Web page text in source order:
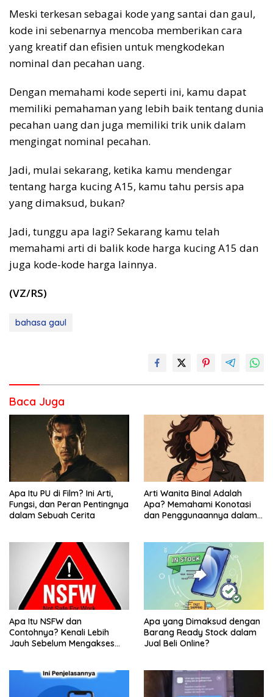
Meski terkesan sebagai kode yang santai dan gaul,
kode ini sebenarnya mencoba memberikan cara
yang kreatif dan efisien untuk mengkodekan
nominal dan pecahan uang.
Dengan memahami kode seperti ini, kamu dapat
memiliki pemahaman yang lebih baik tentang dunia
pecahan uang dan juga memiliki trik unik dalam
mengingat nominal pecahan.
Jadi, mulai sekarang, ketika kamu mendengar
tentang harga kucing A15, kamu tahu persis apa
yang dimaksud, bukan?
Jadi, tunggu apa lagi? Sekarang kamu telah
memahami arti di balik kode harga kucing A15 dan
juga kode-kode harga lainnya.
(VZ/RS)
bahasa gaul
Baca Juga
Apa Itu PU di Film? Ini Arti,
Fungsi, dan Peran Pentingnya
dalam Sebuah Cerita
Arti Wanita Binal Adalah
Apa? Memahami Konotasi
dan Penggunaannya dalam
Apa Itu NSFW dan
Contohnya? Kenali Lebih
Jauh Sebelum Mengakses
Apa yang Dimaksud dengan
Barang Ready Stock dalam
Jual Beli Online?